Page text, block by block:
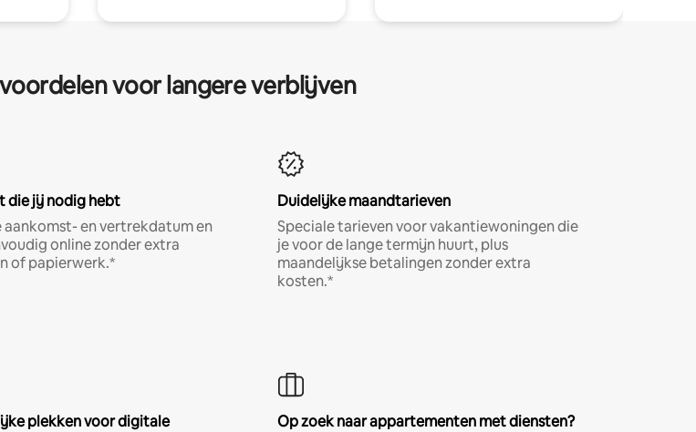
voor langere verblijven
die jij nodig hebt
aankomst- en vertrekdatum en
online zonder extra
of papierwerk.*
Duidelijke maandtarieven
Speciale tarieven voor vakantiewoningen die
je voor de lange termijn huurt, plus
maandelijkse betalingen zonder extra
kosten.*
plekken voor digitale
Op zoek naar appartementen met diensten?